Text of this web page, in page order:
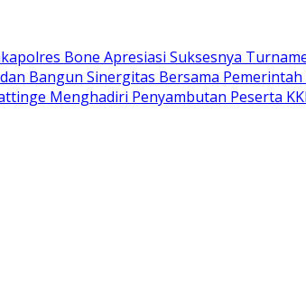
Bone Apresiasi Suksesnya
Bangun Sinergitas Bersama
Menghadiri Penyambutan Peserta